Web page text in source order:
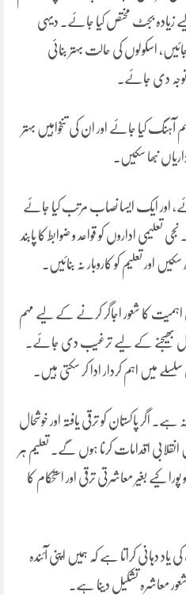
زیادہ بجٹ مختص کیا جائے۔ دیہی
اسکولوں کی حالت بہتر بنائی
توجہ دی جائے۔
کیا جائے اور ان کی تنخواہیں بہتر
نبھا سکیں۔
اور ایک ایسا نصاب مرتب کیا جائے
اداروں کو قواعد و ضوابط کا پابند
سکیں اور تعلیم کو کاروبار نہ بنائیں۔
اہمیت کا شعور اجاگر کرنے کے لیے مہم
بھیجنے کے لیے ترغیب دی جائے۔
سلسلے میں اہم کردار ادا کر سکتی ہیں۔
اگر پاکستان کو ترقی یافتہ اور خوشحال
اقدامات کرنا ہوں گے۔ تعلیم ہر
کیے بغیر معاشرتی ترقی اور استحکام کا
دہانی کراتا ہے کہ ہمیں اپنی آئندہ
معاشرہ تشکیل دینا ہے۔